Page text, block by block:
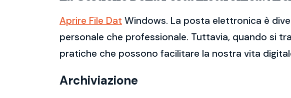
Aprire File Dat Windows. La posta elettronica è
personale che professionale. Tuttavia, quando si
pratiche che possono facilitare la nostra vita
Archiviazione